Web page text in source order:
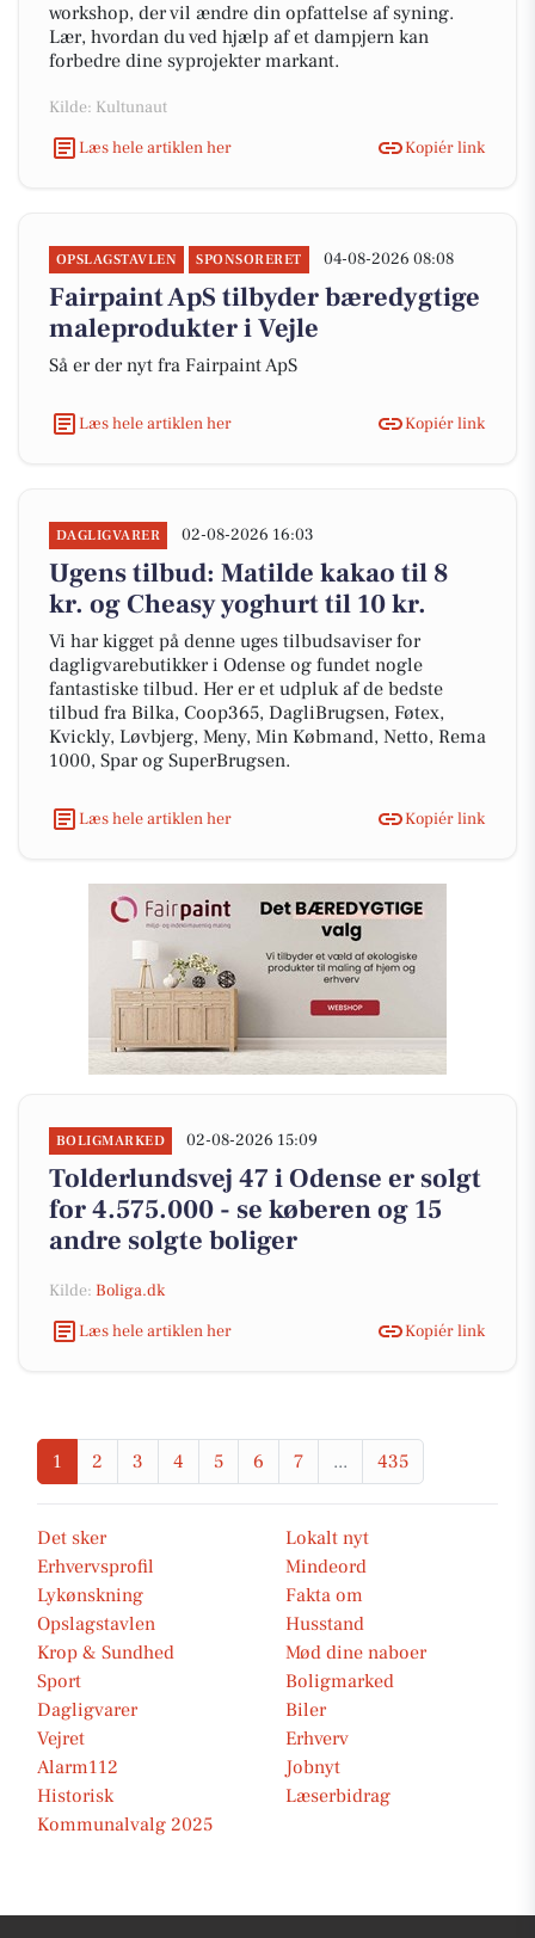
workshop, der vil ændre din opfattelse af syning.
Lær, hvordan du ved hjælp af et dampjern kan
forbedre dine syprojekter markant.
Kilde: Kultunaut
Læs hele artiklen her
Kopiér link
OPSLAGSTAVLEN SPONSORERET 04-08-2026 08:08
Fairpaint ApS tilbyder bæredygtige
maleprodukter i Vejle
Så er der nyt fra Fairpaint ApS
Læs hele artiklen her Kopiér link
DAGLIGVARER 02-08-2026 16:03
Ugens tilbud: Matilde kakao til 8
kr. og Cheasy yoghurt til 10 kr.
Vi har kigget på denne uges tilbudsaviser for
dagligvarebutikker i Odense og fundet nogle
fantastiske tilbud. Her er et udpluk af de bedste
tilbud fra Bilka, Coop365, DagliBrugsen, Føtex,
Kvickly, Løvbjerg, Meny, Min Købmand, Netto, Rema
1000, Spar og SuperBrugsen.
Læs hele artiklen her Kopiér link
BOLIGMARKED 02-08-2026 15:09
Tolderlundsvej 47 i Odense er solgt
for 4.575.000 - se køberen og 15
andre solgte boliger
Kilde: Boliga.dk
Læs hele artiklen her
Kopiér link
1 2 3 4 5 6 7 ... 435
Det sker
Lokalt nyt
Erhvervsprofil
Mindeord
Lykønskning
Fakta om
Opslagstavlen
Husstand
Krop & Sundhed
Mød dine naboer
Sport
Boligmarked
Dagligvarer
Biler
Vejret
Erhverv
Alarm112
Jobnyt
Historisk
Læserbidrag
Kommunalvalg 2025